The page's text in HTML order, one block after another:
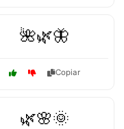
🌺🌿🦋
Copiar
🌿🌸🌞